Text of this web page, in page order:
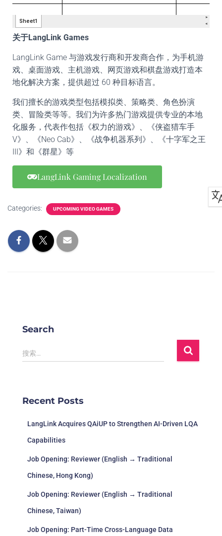
关于LangLink Games
LangLink Game 与游戏发行商和开发商合作，为手机游
戏、桌面游戏、主机游戏、网页游戏和棋盘游戏打造本
地化解决方案，提供超过 60 种目标语言。
我们擅长的游戏类型包括模拟类、策略类、角色扮演
类、冒险类等等。我们为许多热门游戏提供专业的本地
化服务，代表作包括《权力的游戏》、《侠盗猎车手
V》、《Neo Cab》、《战争机器系列》、《十字军之王
III》和《群星》等
LangLink Gaming Localization
Categories: UPCOMING VIDEO GAMES
Search
搜索…
Recent Posts
LangLink Acquires QAiUP to Strengthen AI-Driven LQA
Capabilities
Job Opening: Reviewer (English → Traditional
Chinese, Hong Kong)
Job Opening: Reviewer (English → Traditional
Chinese, Taiwan)
Job Opening: Part-Time Cross-Language Data